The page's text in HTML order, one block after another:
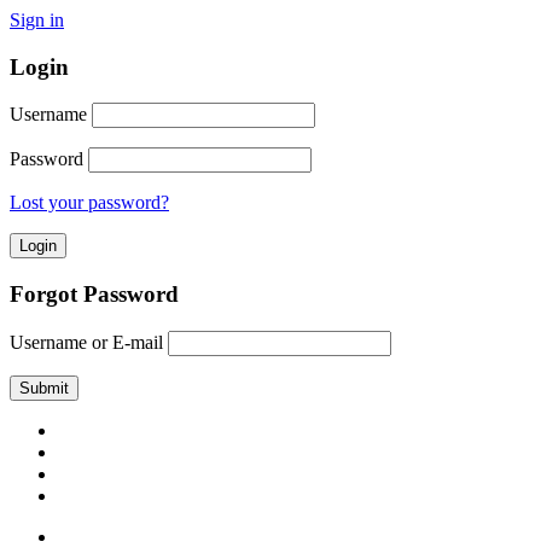
Sign in
Login
Username
Password
Lost your password?
Forgot Password
Username or E-mail